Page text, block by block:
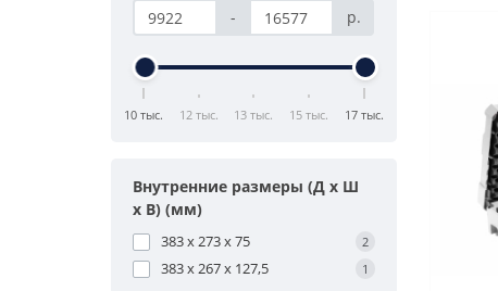
-
р.
10 тыс. 12 тыс. 13 тыс. 15 тыс. 17 тыс.
Внутренние размеры (Д x Ш
x В) (мм)
383 x 273 x 75 2
383 x 267 x 127,5 1